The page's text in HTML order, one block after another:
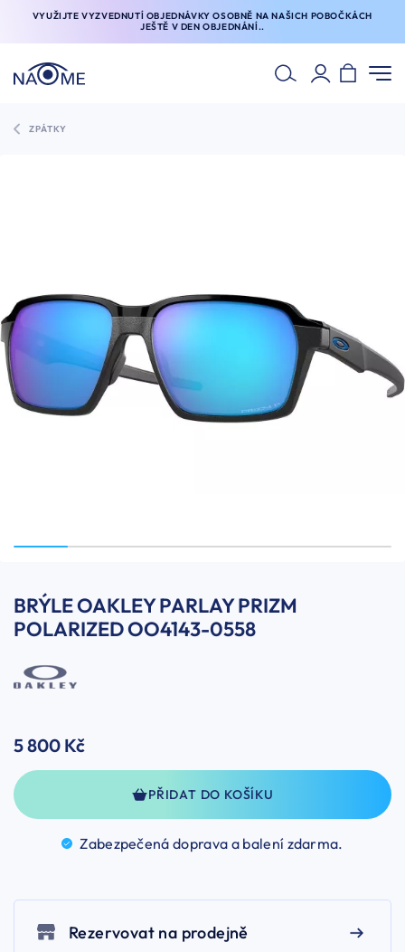
VYUŽIJTE VYZVEDNUTÍ OBJEDNÁVKY OSOBNĚ NA NAŠICH POBOČKÁCH
JEŠTĚ V DEN OBJEDNÁNÍ..
ZPÁTKY
BRÝLE OAKLEY PARLAY PRIZM
POLARIZED OO4143-0558
5 800 Kč
PŘIDAT DO KOŠÍKU
Zabezpečená doprava a balení zdarma.
Rezervovat na prodejně